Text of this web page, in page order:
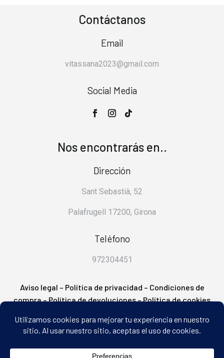
Contáctanos
Email
vitassana2023@gmail.com
Social Media
Nos encontrarás en..
Dirección
Sant Sebastià, 52
Palafrugell 17200, Girona
Teléfono
972304451
Aviso legal – Política de privacidad – Condiciones de
compra–Política de devoluciones–Política de cookies